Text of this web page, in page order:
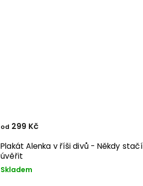
Plakát Alenka v říši divů - Někdy stačí
úvěřit
Skladem
od 299 Kč